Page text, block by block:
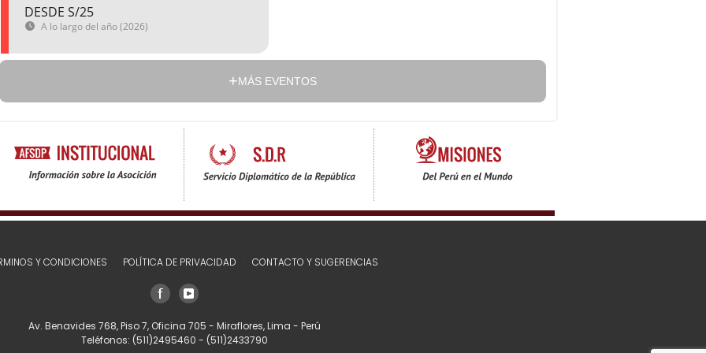
DESDE S/25
A lo largo del año (2026)
MÁS EVENTOS
Y CONDICIONES POLÍTICA DE PRIVACIDAD CONTACTO Y SUGERENCIAS
Av. Benavides 768, Piso 7, Oficina 705 - Miraflores, Lima - Perú
Teléfonos: (511)2495460 - (511)2433790